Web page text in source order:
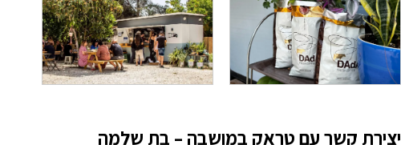
יצירת קשר עם טראק במושבה – בת שלמה